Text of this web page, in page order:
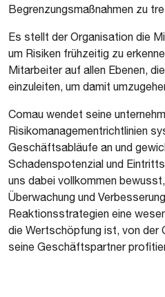
Begrenzungsmaßnahmen zu
Es stellt der Organisation die
um Risiken frühzeitig zu
Mitarbeiter auf allen Ebenen,
einzuleiten, um damit
Comau wendet seine
Risikomanagementrichtlinien
Geschäftsabläufe an und
Schadenspotenzial und
uns dabei vollkommen
Überwachung und
Reaktionsstrategien eine
die Wertschöpfung ist, von der
seine Geschäftspartner